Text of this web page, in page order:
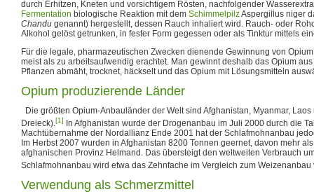
durch Erhitzen, Kneten und vorsichtigem Rösten, nachfolgender
Fermentation biologische Reaktion mit dem SchimmelpilzAspergillus niger
Chandu genannt) hergestellt, dessen Rauch inhaliert wird. Rauch- oder
Alkohol gelöst getrunken, in fester Form gegessen oder als Tinktur mittels
Für die legale, pharmazeutischen Zwecken dienende Gewinnung von
meist als zu arbeitsaufwendig erachtet. Man gewinnt deshalb das Opium
Pflanzen abmäht, trocknet, häckselt und das Opium mit Lösungsmitteln
Opium produzierende Länder
Die größten Opium-Anbauländer der Welt sind Afghanistan, Myanmar,
Dreieck).[1]
In Afghanistan wurde der Drogenanbau im Juli 2000 durch die
Machtübernahme der Nordallianz Ende 2001 hat der Schlafmohnanbau
Im Herbst 2007 wurden in Afghanistan 8200 Tonnen geernet, davon mehr
afghanischen Provinz Helmand. Das übersteigt den weltweiten Verbrauch
Schlafmohnanbau wird etwa das Zehnfache im Vergleich zum
Verwendung als Schmerzmittel